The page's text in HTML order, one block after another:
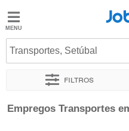
Jobted
Empregos
Salários
Transportes, Setúbal
Filtros
Ordenar por Localidade
Empregos Transportes